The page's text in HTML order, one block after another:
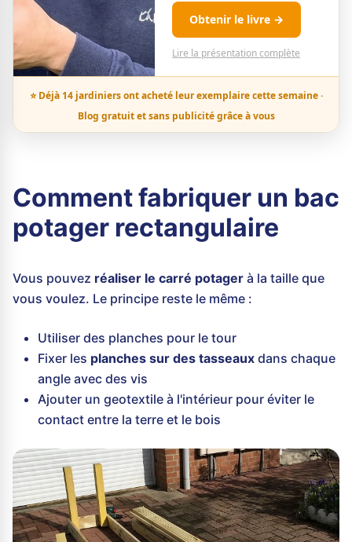
Obtenir le livre →
Lire la présentation complète
⭐ Déjà 14 jardiniers ont acheté leur exemplaire cette semaine ·
Blog gratuit et sans publicité grâce à vous
Comment fabriquer un bac
potager rectangulaire
Vous pouvez réaliser le carré potager à la taille que
vous voulez. Le principe reste le même :
Utiliser des planches pour le tour
Fixer les planches sur des tasseaux dans chaque
angle avec des vis
Ajouter un geotextile à l'intérieur pour éviter le
contact entre la terre et le bois